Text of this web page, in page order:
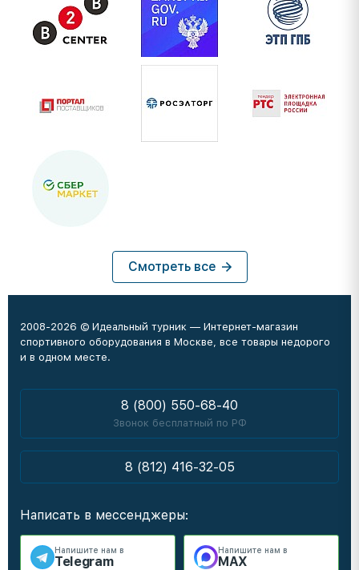
Смотреть все
2008-2026 © Идеальный турник — Интернет-магазин
спортивного оборудования в Москве, все товары недорого
и в одном месте.
8 (800) 550-68-40
Звонок бесплатный по РФ
8 (812) 416-32-05
Написать в мессенджеры:
Напишите нам в
Telegram
Напишите нам в
MAX